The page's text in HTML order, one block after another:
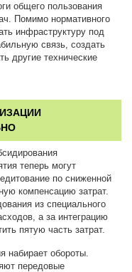
общего пользования
Помимо нормативного
инфраструктуру под
связь, создать
другие технические
теперь могут
по сниженной
компенсацию затрат.
из специального
а за интеграцию
пятую часть затрат.
набирает обороты.
передовые